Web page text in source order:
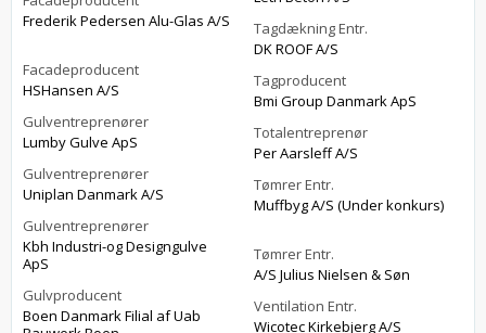
Frederik Pedersen Alu-Glas A/S
Facadeproducent
HSHansen A/S
Gulventreprenører
Lumby Gulve ApS
Gulventreprenører
Uniplan Danmark A/S
Gulventreprenører
Kbh Industri-og Designgulve
ApS
Gulvproducent
Boen Danmark Filial af Uab
Tagdækning Entr.
DK ROOF A/S
Tagproducent
Bmi Group Danmark ApS
Totalentreprenør
Per Aarsleff A/S
Tømrer Entr.
Muffbyg A/S (Under konkurs)
Tømrer Entr.
A/S Julius Nielsen & Søn
Ventilation Entr.
Wicotec Kirkebjerg A/S